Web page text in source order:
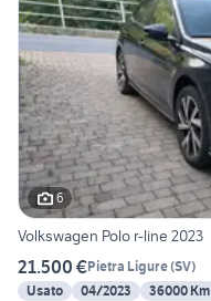
6
Volkswagen Polo r-line 2023
21.500 €Pietra Ligure(SV)
Usato
04/2023 36000 Km